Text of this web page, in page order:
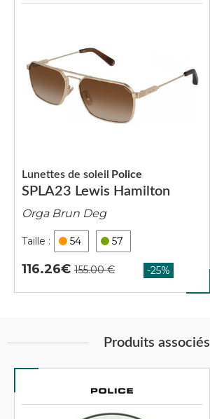
SPLA23 Lewis Hamilton
Lunettes de soleil Police
Orga Brun Deg
54 57
116.26
Produits associés